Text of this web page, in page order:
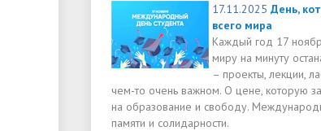
17.11.2025 День,
всего мира
Каждый год 17
миру на минуту
– проекты, лекции,
чем-то очень важном. О цене, которую
на образование и свободу.
памяти и солидарности.